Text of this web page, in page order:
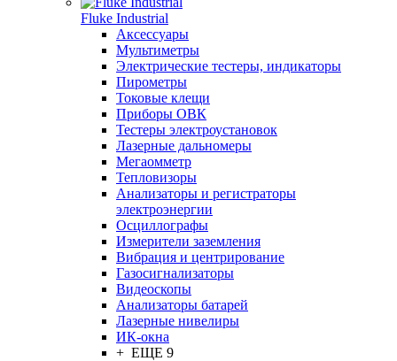
Fluke Industrial
Аксессуары
Мультиметры
Электрические тестеры, индикаторы
Пирометры
Токовые клещи
Приборы ОВК
Тестеры электроустановок
Лазерные дальномеры
Мегаомметр
Тепловизоры
Анализаторы и регистраторы
электроэнергии
Осциллографы
Измерители заземления
Вибрация и центрирование
Газосигнализаторы
Видеоскопы
Анализаторы батарей
Лазерные нивелиры
ИК-окна
+ ЕЩЕ 9